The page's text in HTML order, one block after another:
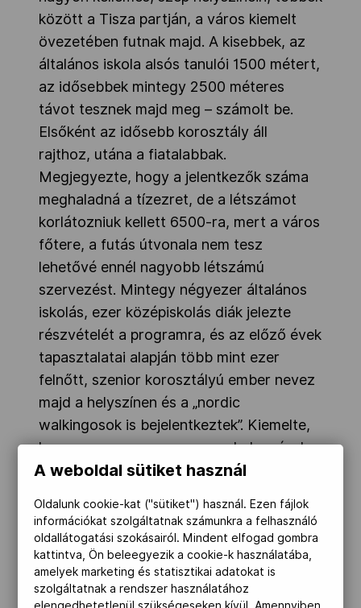
között a Tisza partján, a város kiemelt
övezetében futnak majd. A kisebbek, az
általános iskola alsós tanulói 1500 métert,
az idősebbek mintegy 2500 méteres
távot tesznek majd meg – számolt be.
Elsőként az idősebb korosztály áll
rajthoz, utána a fiatalabbak.
Megjegyezte, hogy a jelentkezők száma
meghaladná a tízezret, de a létszámot
korlátozniuk kellett 6500-ra, mert a város
főtere, a futás útvonala nem tesz
lehetővé ennél nagyobb létszámú
szervezést. Mintegy négyezer általános
iskolás, ezer középiskolás diák jelezte
részvételét a programra, és az előző évek
tapasztalatai alapján több mint ezer
felnőtt, szenior korosztályú ember nevez
majd a helyszínen és a „nordic
walkingosok is bejelentkeztek”. Kiemelte,
hogy ez nem verseny, nem a helyezések,
hanem a részvétel a fontos. A rendezvény
számítani, kérik a közlekedők türelmét.
Gyulay Zsolt, a Magyar Olimpiai Bizottság
(MOB) elnöke, a rendezvény szakmai
fővédnöke elmondta, hogy a MOB idén
A weboldal sütiket használ
Oldalunk cookie-kat ("sütiket") használ. Ezen fájlok
információkat szolgáltatnak számunkra a felhasználó
oldallátogatási szokásairól. Mindent elfogad gombra
kattintva, Ön beleegyezik a cookie-k használatába,
amelyek marketing és statisztikai adatokat is
szolgáltatnak a rendszer használatához
elengedhetetlenül szükségeseken kívül. Amennyiben